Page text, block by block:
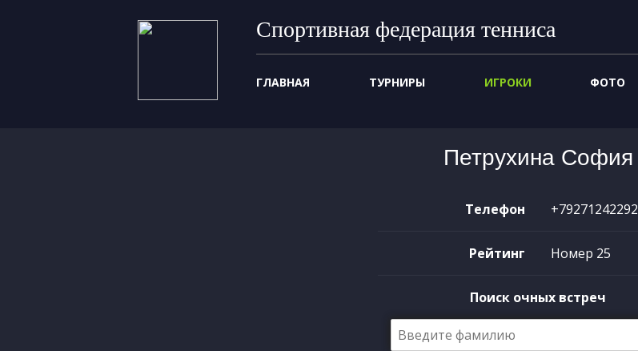
Спортивная федерация тенниса
ГЛАВНАЯ ТУРНИРЫ ИГРОКИ ФОТО
Петрухина София
Телефон +79271242292
Рейтинг Номер 25
Поиск очных встреч